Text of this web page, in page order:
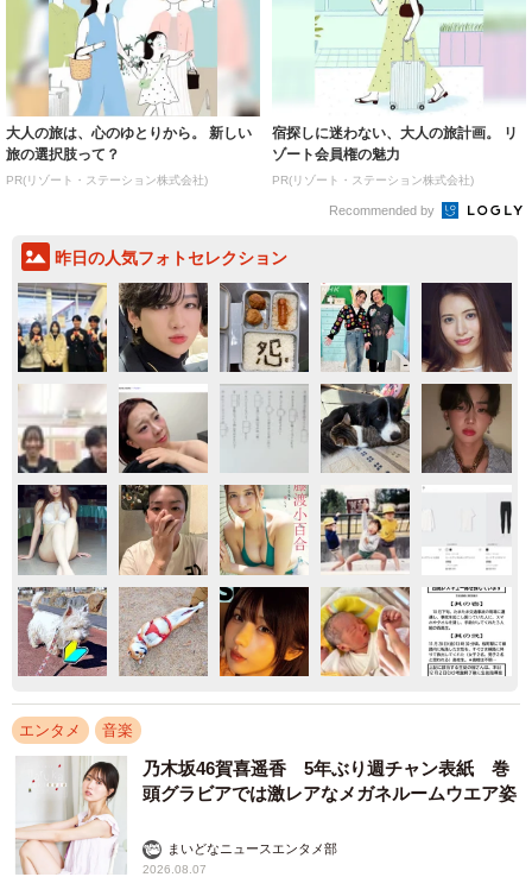
大人の旅は、心のゆとりから。 新しい
旅の選択肢って？
PR(リゾート・ステーション株式会社)
宿探しに迷わない、大人の旅計画。 リ
ゾート会員権の魅力
PR(リゾート・ステーション株式会社)
Recommended by
昨日の人気フォトセレクション
エンタメ 音楽
乃木坂46賀喜遥香 5年ぶり週チャン表紙 巻
頭グラビアでは激レアなメガネルームウエア姿
まいどなニュースエンタメ部
2026.08.07